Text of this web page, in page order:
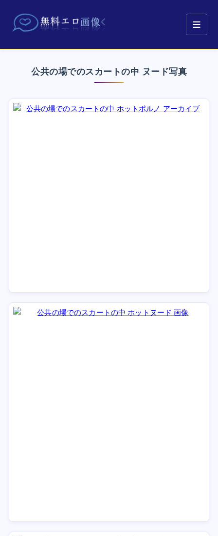
公共の場でのスカートの中 ヌード写真